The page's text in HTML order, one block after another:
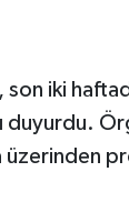
son iki
duyurdu.